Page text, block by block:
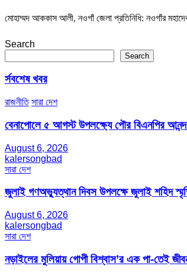
মোহাম্মদ আককাস আলী, নওগাঁ জেলা প্রতিনিধি: নওগাঁর
Search
Search
র্সবশেষ খবর
রাজনীতি সারা দেশ
বেনাপোলে ৫ আগস্ট উপলক্ষ্যে পৌর বিএনপির আনন্দ
August 6, 2026
kalersongbad
সারা দেশ
জুলাই গণঅভ্যুত্থান দিবস উপলক্ষে জুলাই শহিদ
August 6, 2026
kalersongbad
সারা দেশ
নড়াইলের মুলিয়ায় গোপী বিশ্বাস’র এক পা-তেই